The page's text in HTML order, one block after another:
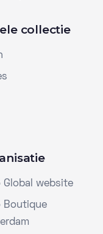
collectie
Global website
Boutique